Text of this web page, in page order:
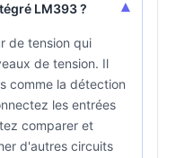
LM393 ? ▾
de tension qui
de tension. Il
comme la détection
les entrées
comparer et
d'autres circuits